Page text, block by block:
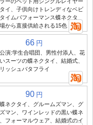
イ、子供向けトレンディなベビ
イムパフォーマンス蝶ネクタ
から直接供給される15色
66 円
演:学生合唱団、男性付添人、花
スーツの蝶ネクタイ、結婚式、
ッシュバタフライ
90 円
ネクタイ、グルームズマン、グ
マン、ワインレッドの黒い蝶ネ
フォーマルウェア、結婚式のイ